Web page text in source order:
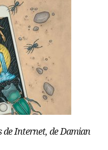
de Internet, de Damian